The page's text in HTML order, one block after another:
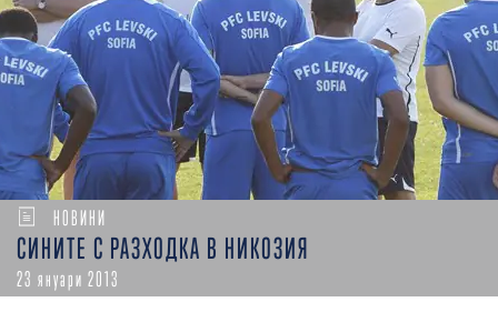
НОВИНИ
СИНИТЕ С РАЗХОДКА В НИКОЗИЯ
23 януари 2013